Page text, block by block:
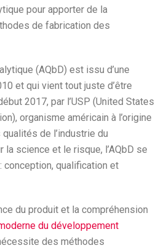
pour apporter de la
de fabrication des
(AQbD) est issu d’une
et qui vient tout juste d’être
2017, par l’USP (United States
organisme américain à l’origine
de l’industrie du
la science et le risque, l’AQbD se
qualification et
du produit et la compréhension
du développement
des méthodes